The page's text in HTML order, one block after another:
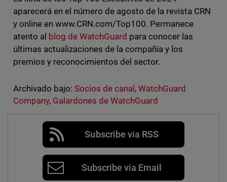
aparecerá en el número de agosto de la revista CRN
y online en www.CRN.com/Top100. Permanece
atento al blog de WatchGuard para conocer las
últimas actualizaciones de la compañía y los
premios y reconocimientos del sector.
Archivado bajo: Socios de canal ,WatchGuard
Company, Galardones de WatchGuard
Subscribe via RSS
Subscribe via Email